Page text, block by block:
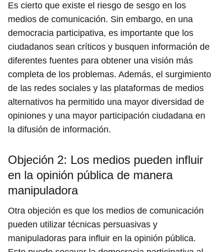
Es cierto que existe el riesgo de sesgo en los
medios de comunicación. Sin embargo, en una
democracia participativa, es importante que los
ciudadanos sean críticos y busquen información de
diferentes fuentes para obtener una visión más
completa de los problemas. Además, el surgimiento
de las redes sociales y las plataformas de medios
alternativos ha permitido una mayor diversidad de
opiniones y una mayor participación ciudadana en
la difusión de información.
Objeción 2: Los medios pueden influir
en la opinión pública de manera
manipuladora
Otra objeción es que los medios de comunicación
pueden utilizar técnicas persuasivas y
manipuladoras para influir en la opinión pública.